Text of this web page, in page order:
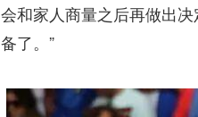
会和家人商量之后再做出
备了。”